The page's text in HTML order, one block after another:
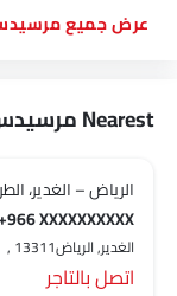
Nearest مرسيدس بنز Showrooms
الرياض – الغدير،
XXXXXXXXXX
الغدير, الرياض‎, 13311
اتصل بالتاجر